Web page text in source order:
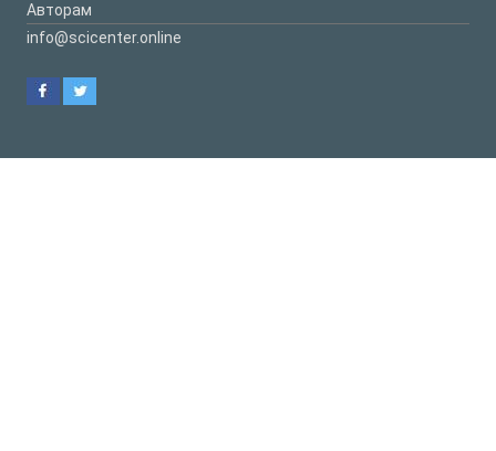
Авторам
info@scicenter.online